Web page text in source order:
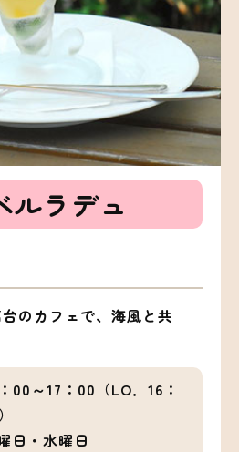
ルラデュ
のカフェで、海風と共
00～17：00（LO．16：
日・水曜日